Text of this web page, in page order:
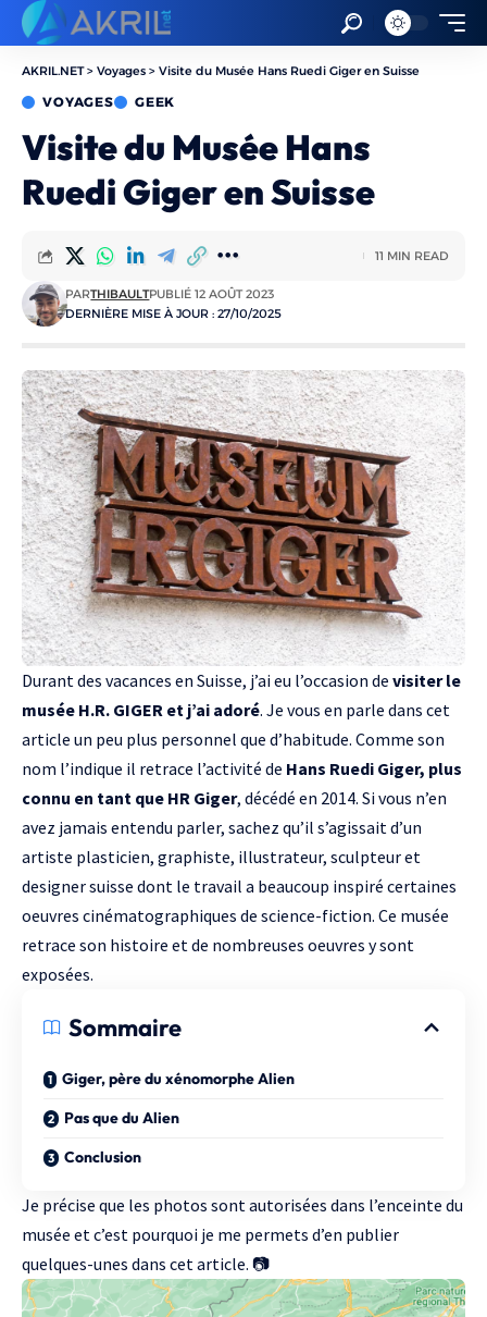
AKRIL.NET> Voyages > Visite du Musée Hans Ruedi Giger en Suisse
VOYAGES GEEK
Visite du Musée Hans
Ruedi Giger en Suisse
DERNIÈRE MISE À JOUR : 27/10/2025
PARTHIBAULTPUBLIÉ 12 AOÛT 2023
11 MIN READ
Durant des vacances en Suisse, j’ai eu l’occasion de visiter le
musée H.R. GIGER et j’ai adoré. Je vous en parle dans cet
article un peu plus personnel que d’habitude. Comme son
nom l’indique il retrace l’activité de Hans Ruedi Giger, plus
connu en tant que HR Giger, décédé en 2014. Si vous n’en
avez jamais entendu parler, sachez qu’il s’agissait d’un
artiste plasticien, graphiste, illustrateur, sculpteur et
designer suisse dont le travail a beaucoup inspiré certaines
oeuvres cinématographiques de science-fiction. Ce musée
retrace son histoire et de nombreuses oeuvres y sont
exposées.
Sommaire
Giger, père du xénomorphe Alien
Pas que du Alien
Conclusion
Je précise que les photos sont autorisées dans l’enceinte du
musée et c’est pourquoi je me permets d’en publier
quelques-unes dans cet article. 📷